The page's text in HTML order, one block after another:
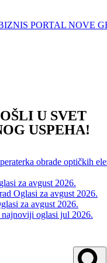
PORTAL NOVE
U SVET
USPEHA!
obrade optičkih
za avgust 2026.
Oglasi za avgust 2026.
za avgust 2026.
oglasi jul 2026.